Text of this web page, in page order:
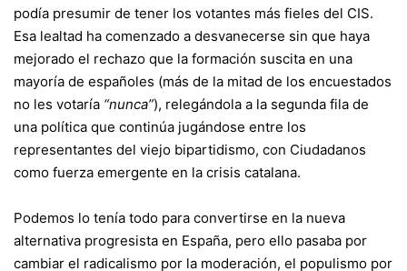
podía presumir de tener los votantes más fieles del CIS.
Esa lealtad ha comenzado a desvanecerse sin que haya
mejorado el rechazo que la formación suscita en una
mayoría de españoles (más de la mitad de los encuestados
no les votaría “nunca”), relegándola a la segunda fila de
una política que continúa jugándose entre los
representantes del viejo bipartidismo, con Ciudadanos
como fuerza emergente en la crisis catalana.
Podemos lo tenía todo para convertirse en la nueva
alternativa progresista en España, pero ello pasaba por
cambiar el radicalismo por la moderación, el populismo por